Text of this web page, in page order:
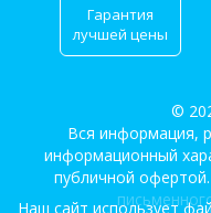
Гарантия
лучшей цены
©
Вся информация,
информационный
публичной
Наш сайт использует